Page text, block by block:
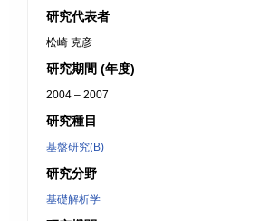
研究代表者
松崎 克彦
研究期間 (年度)
2004 – 2007
研究種目
基盤研究(B)
研究分野
基礎解析学